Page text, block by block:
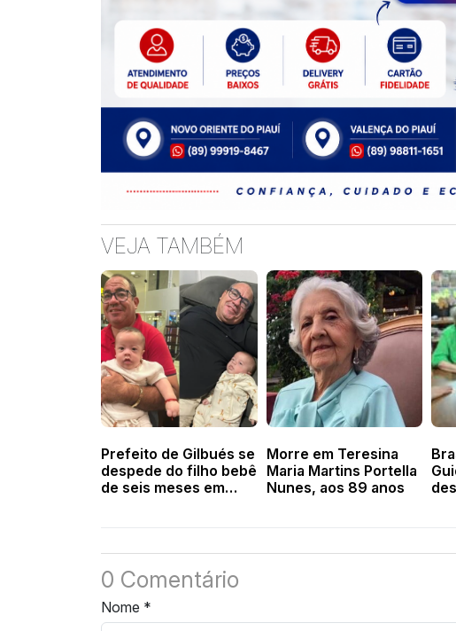
VEJA TAMBÉM
Prefeito de Gilbués se
despede do filho bebê
de seis meses em
Morre em Teresina
Maria Martins Portella
Nunes, aos 89 anos
0 Comentário
Nome *